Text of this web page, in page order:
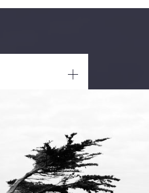
0 mm
17 décembre 2019
/